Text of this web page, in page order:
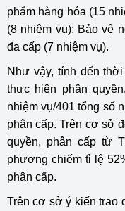
phẩm hàng hóa (15
(8 nhiệm vụ); Bảo vệ
đa cấp (7 nhiệm vụ).
Như vậy, tính đến
thực hiện phân
nhiệm vụ/401 tổng số
phân cấp. Trên cơ sở
quyền, phân cấp từ
phương chiếm tỉ lệ
phân cấp.
Trên cơ sở ý kiến trao